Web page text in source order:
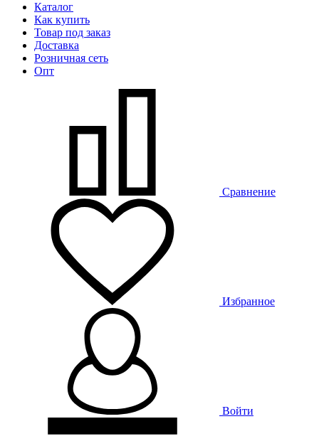
Каталог
Как купить
Товар под заказ
Доставка
Розничная сеть
Опт
Сравнение
Избранное
Войти